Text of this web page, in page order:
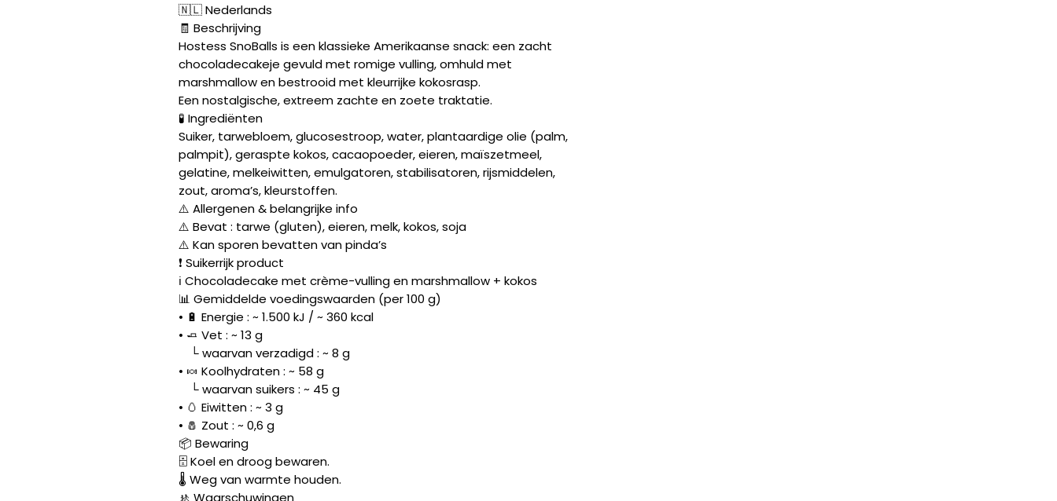
🇳🇱 Nederlands
🧾 Beschrijving
Hostess SnoBalls is een klassieke Amerikaanse snack: een zacht
chocoladecakeje gevuld met romige vulling, omhuld met
marshmallow en bestrooid met kleurrijke kokosrasp.
Een nostalgische, extreem zachte en zoete traktatie.
🧪 Ingrediënten
Suiker, tarwebloem, glucosestroop, water, plantaardige olie (palm,
palmpit), geraspte kokos, cacaopoeder, eieren, maïszetmeel,
gelatine, melkeiwitten, emulgatoren, stabilisatoren, rijsmiddelen,
zout, aroma’s, kleurstoffen.
⚠️ Allergenen & belangrijke info
⚠️ Bevat : tarwe (gluten), eieren, melk, kokos, soja
⚠️ Kan sporen bevatten van pinda’s
❗ Suikerrijk product
ℹ️ Chocoladecake met crème-vulling en marshmallow + kokos
📊 Gemiddelde voedingswaarden (per 100 g)
• 🔋 Energie : ~ 1.500 kJ / ~ 360 kcal
• 🧈 Vet : ~ 13 g
└ waarvan verzadigd : ~ 8 g
• 🍬 Koolhydraten : ~ 58 g
└ waarvan suikers : ~ 45 g
• 🥚 Eiwitten : ~ 3 g
• 🧂 Zout : ~ 0,6 g
📦 Bewaring
🗄️ Koel en droog bewaren.
🌡️ Weg van warmte houden.
🚸 Waarschuwingen